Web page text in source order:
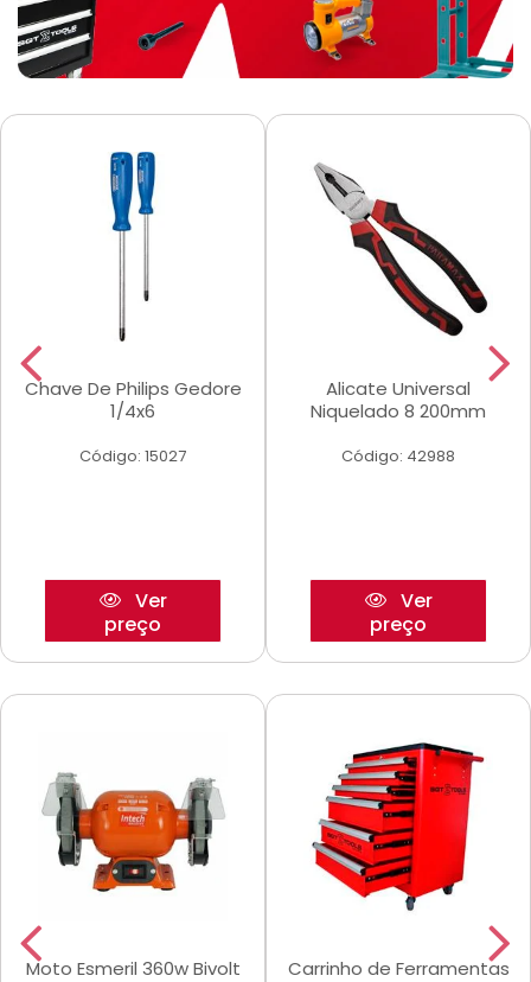
Chave De Philips Gedore
1/4x6
Código: 15027
Ver
preço
Alicate Universal
Niquelado 8 200mm
Código: 42988
Ver
preço
Moto Esmeril 360w Bivolt
Carrinho de Ferramentas